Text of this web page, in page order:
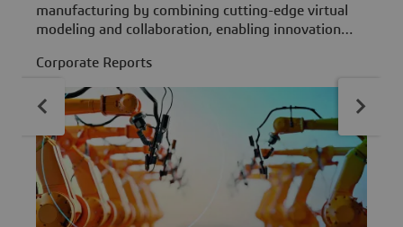
manufacturing by combining cutting-edge virtual
modeling and collaboration, enabling innovation
Corporate Reports